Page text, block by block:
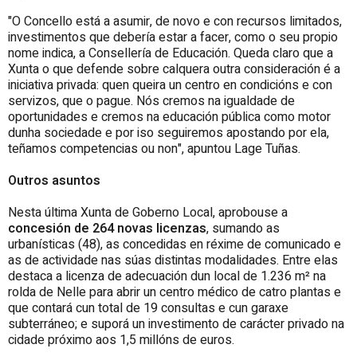
"O Concello está a asumir, de novo e con recursos limitados,
investimentos que debería estar a facer, como o seu propio
nome indica, a Consellería de Educación. Queda claro que a
Xunta o que defende sobre calquera outra consideración é a
iniciativa privada: quen queira un centro en condicións e con
servizos, que o pague. Nós cremos na igualdade de
oportunidades e cremos na educación pública como motor
dunha sociedade e por iso seguiremos apostando por ela,
teñamos competencias ou non", apuntou Lage Tuñas.
Outros asuntos
Nesta última Xunta de Goberno Local, aprobouse a
concesión de 264 novas licenzas, sumando as
urbanísticas (48), as concedidas en réxime de comunicado e
as de actividade nas súas distintas modalidades. Entre elas
destaca a licenza de adecuación dun local de 1.236 m² na
rolda de Nelle para abrir un centro médico de catro plantas e
que contará cun total de 19 consultas e cun garaxe
subterráneo; e suporá un investimento de carácter privado na
cidade próximo aos 1,5 millóns de euros.